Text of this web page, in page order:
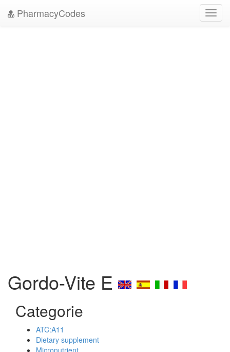
PharmacyCodes
Gordo-Vite E
Categorie
ATC:A11
Dietary supplement
Micronutrient